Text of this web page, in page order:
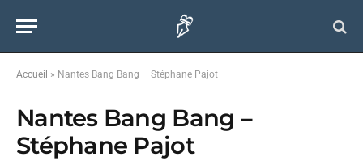
Accueil » Nantes Bang Bang – Stéphane Pajot
Nantes Bang Bang –
Stéphane Pajot